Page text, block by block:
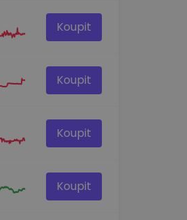
Koupit
Koupit
Koupit
Koupit